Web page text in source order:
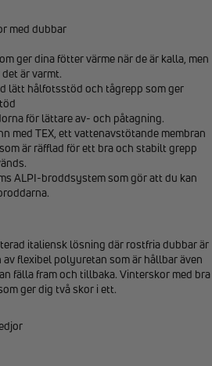
med dubbar
ger dina fötter värme när de är kalla, men
är varmt.
lätt hålfotsstöd och tågrepp som ger
för lättare av- och påtagning.
med TEX, ett vattenavstötande membran
är räfflad för ett bra och stabilt grepp
ALPI-broddsystem som gör att du kan
italiensk lösning där rostfria dubbar är
flexibel polyuretan som är hållbar även
fälla fram och tillbaka. Vinterskor med bra
ger dig två skor i ett.